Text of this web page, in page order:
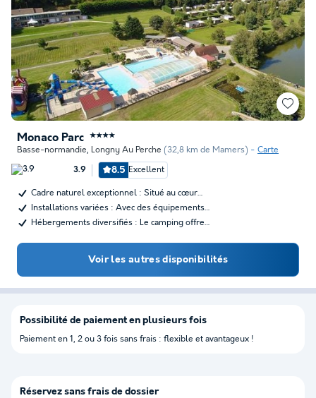
Monaco Parc ★★★★
Basse-normandie, Longny Au Perche (32,8 km de Mamers) Carte
3.9 8.5 Excellent
Cadre naturel exceptionnel : Situé au cœur…
Installations variées : Avec des équipements…
Hébergements diversifiés : Le camping offre…
Voir les autres disponibilités
Possibilité de paiement en plusieurs fois
Paiement en 1, 2 ou 3 fois sans frais : flexible et avantageux !
Réservez sans frais de dossier